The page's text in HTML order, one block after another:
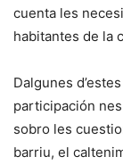
cuenta les
habitantes de la
Dalgunes
participación
sobro les
barriu, el